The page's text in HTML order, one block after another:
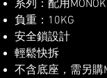
系列：配用
負重：10KG
​安全鎖設計
​輕鬆快拆
不含底座，需另購